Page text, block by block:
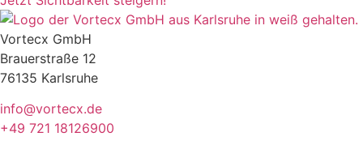
Vortecx GmbH
Brauerstraße 12
76135 Karlsruhe
info@vortecx.de
+49 721 18126900